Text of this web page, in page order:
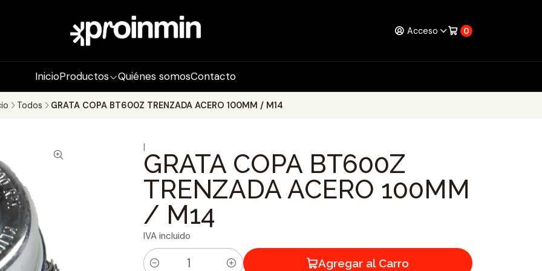
Acceso 0
InicioProductos Quiénes somosContacto
Todos GRATA COPA BT600Z TRENZADA ACERO 100MM / M14
|
GRATA COPA BT600Z
TRENZADA ACERO 100MM
/ M14
IVA incluido
Agregar al Carro